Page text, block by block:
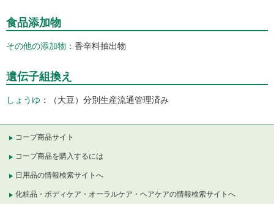
食品添加物
その他の添加物 香辛料抽出物
遺伝子組換え
しょうゆ （大豆）分別生産流通管理済み
コープ商品サイト
コープ商品を購入するには
日用品の情報検索サイトへ
化粧品・ボディケア・オーラルケア・ヘアケアの情報検索サイトへ